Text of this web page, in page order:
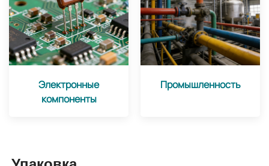
Электронные
компоненты
Промышленность